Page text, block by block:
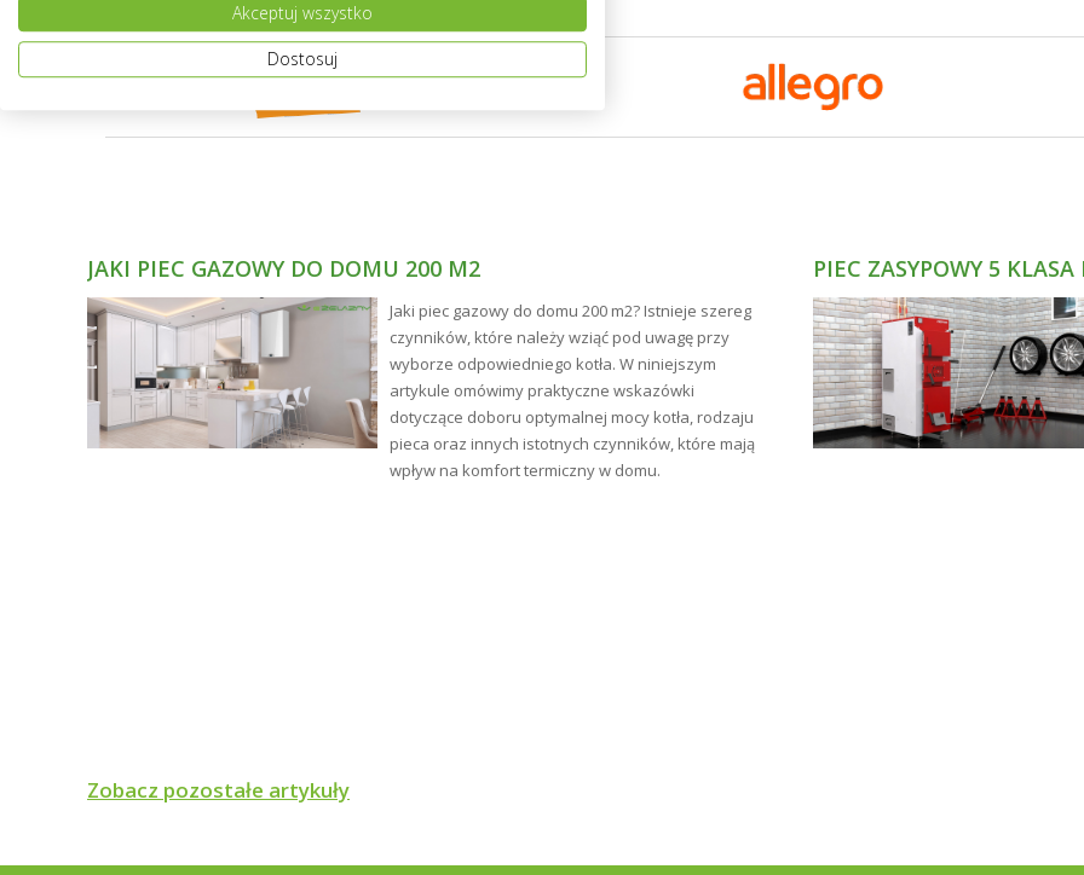
JAKI PIEC GAZOWY DO DOMU 200 M2
Jaki piec gazowy do domu 200 m2? Istnieje szereg
czynników, które należy wziąć pod uwagę przy
wyborze odpowiedniego kotła. W niniejszym
artykule omówimy praktyczne wskazówki
dotyczące doboru optymalnej mocy kotła, rodzaju
pieca oraz innych istotnych czynników, które mają
wpływ na komfort termiczny w domu.
PIEC ZASYPOWY 5 KLASA
Zobacz pozostałe artykuły
Akceptuj wszystko
Dostosuj